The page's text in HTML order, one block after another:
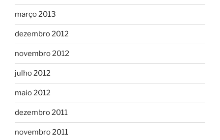
março 2013
dezembro 2012
novembro 2012
julho 2012
maio 2012
dezembro 2011
novembro 2011